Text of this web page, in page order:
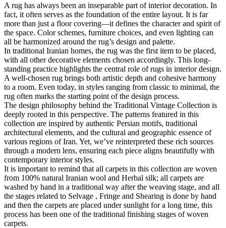
A rug has always been an inseparable part of interior decoration. In
fact, it often serves as the foundation of the entire layout. It is far
more than just a floor covering—it defines the character and spirit of
the space. Color schemes, furniture choices, and even lighting can
all be harmonized around the rug’s design and palette.
In traditional Iranian homes, the rug was the first item to be placed,
with all other decorative elements chosen accordingly. This long-
standing practice highlights the central role of rugs in interior design.
A well-chosen rug brings both artistic depth and cohesive harmony
to a room. Even today, in styles ranging from classic to minimal, the
rug often marks the starting point of the design process.
The design philosophy behind the Traditional Vintage Collection is
deeply rooted in this perspective. The patterns featured in this
collection are inspired by authentic Persian motifs, traditional
architectural elements, and the cultural and geographic essence of
various regions of Iran. Yet, we’ve reinterpreted these rich sources
through a modern lens, ensuring each piece aligns beautifully with
contemporary interior styles.
It is important to remind that all carpets in this collection are woven
from 100% natural Iranian wool and Herbal silk; all carpets are
washed by hand in a traditional way after the weaving stage, and all
the stages related to Selvage , Fringe and Shearing is done by hand
and then the carpets are placed under sunlight for a long time, this
process has been one of the traditional finishing stages of woven
carpets.